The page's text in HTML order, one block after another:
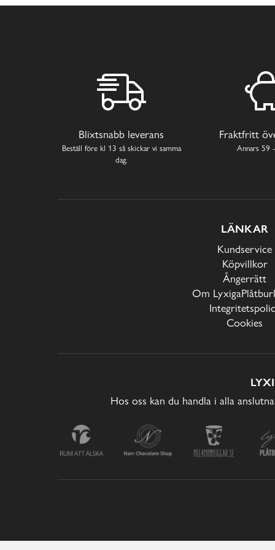
Blixtsnabb leverans
Beställ före kl 13 så skickar vi samma
dag.
Fraktfritt
Annars 59
LÄNKAR
Kundservice
Köpvillkor
Ångerrätt
Om
Cookies
Hos oss kan du handla i alla